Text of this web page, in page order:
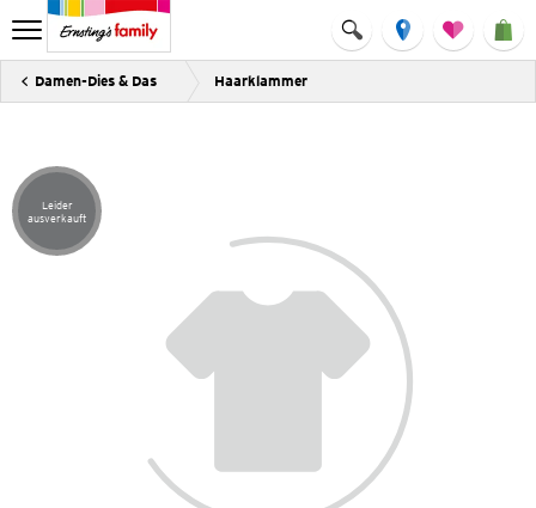
Damen-Dies & Das Haarklammer
Artikel leider ausverkauft
Leider
ausverkauft